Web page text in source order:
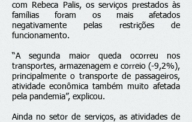
com Rebeca Palis, os serviços prestados às
famílias foram os mais afetados
negativamente pelas restrições de
funcionamento.
“A segunda maior queda ocorreu nos
transportes, armazenagem e correio (-9,2%),
principalmente o transporte de passageiros,
atividade econômica também muito afetada
pela pandemia”, explicou.
Ainda no setor de serviços, as atividades de